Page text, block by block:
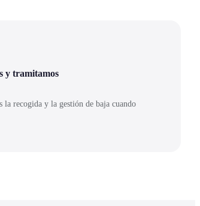
y tramitamos
la recogida y la gestión de baja cuando